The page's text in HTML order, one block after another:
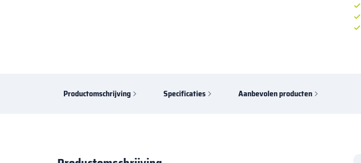
Productomschrijving Specificaties Aanbevolen producten